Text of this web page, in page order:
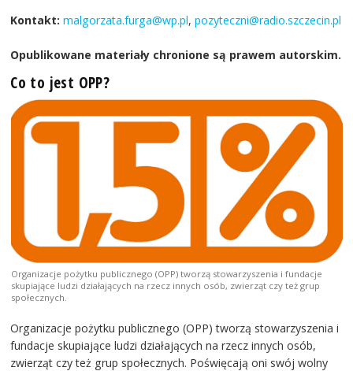
Kontakt: malgorzata.furga@wp.pl,pozyteczni@radio.szczecin.pl
Opublikowane materiały chronione są prawem autorskim.
Co to jest OPP?
Organizacje pożytku publicznego (OPP) tworzą stowarzyszenia i fundacje
skupiające ludzi działających na rzecz innych osób, zwierząt czy też grup
społecznych.
Organizacje pożytku publicznego (OPP) tworzą stowarzyszenia i
fundacje skupiające ludzi działających na rzecz innych osób,
zwierząt czy też grup społecznych. Poświęcają oni swój wolny